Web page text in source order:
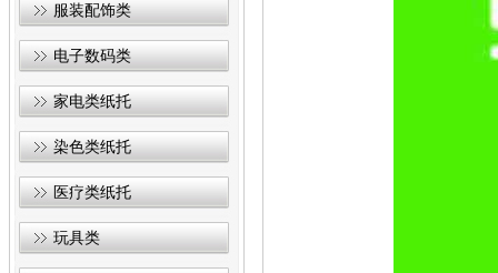
服装配饰类
电子数码类
家电类纸托
染色类纸托
医疗类纸托
玩具类